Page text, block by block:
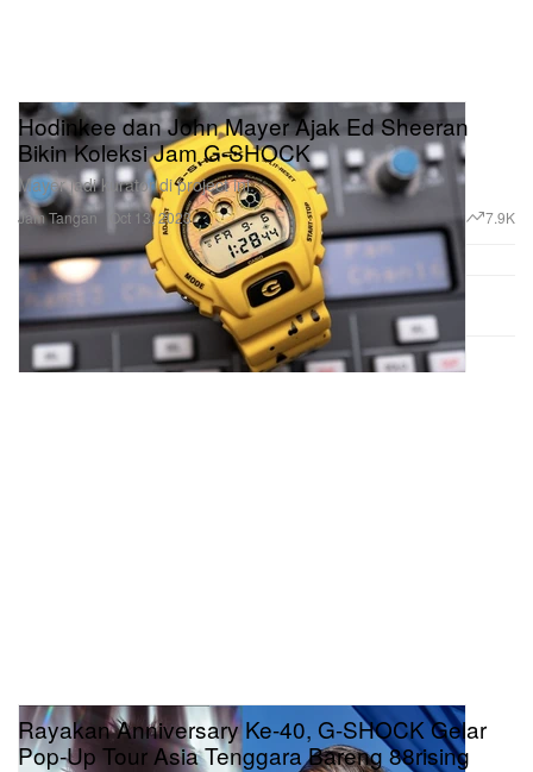
Jam Tangan
Hodinkee dan John Mayer Ajak Ed Sheeran
Bikin Koleksi Jam G-SHOCK
Mayer jadi kurator di project ini.
Oct 13, 2023 7.9K
Rayakan Anniversary Ke-40, G-SHOCK Gelar
Pop-Up Tour Asia Tenggara Bareng 88rising